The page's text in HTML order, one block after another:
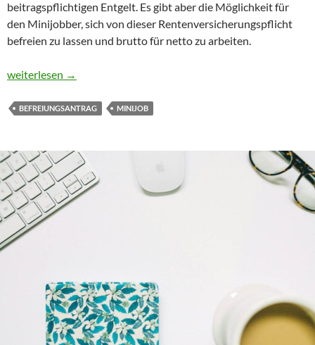
beitragspflichtigen Entgelt. Es gibt aber die Möglichkeit für
den Minijobber, sich von dieser Rentenversicherungspflicht
befreien zu lassen und brutto für netto zu arbeiten.
Befreiungsantrag bei Minijob fristgerecht stellen
weiterlesen →
BEFREIUNGSANTRAG MINIJOB